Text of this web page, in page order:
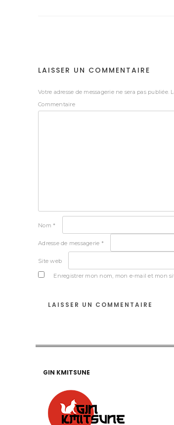
LAISSER UN COMMENTAIRE
Votre adresse de messagerie ne sera pas publiée.
Commentaire
Nom *
Adresse de messagerie *
Site web
Enregistrer mon nom, mon e-mail et mon
GIN KMITSUNE